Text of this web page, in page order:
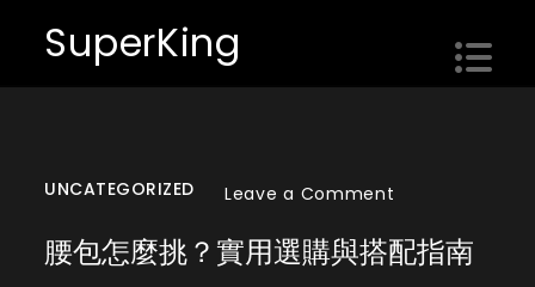
content
SuperKing
UNCATEGORIZED Leave a Comment
包
腰包怎麼挑？實用選購與搭配指南